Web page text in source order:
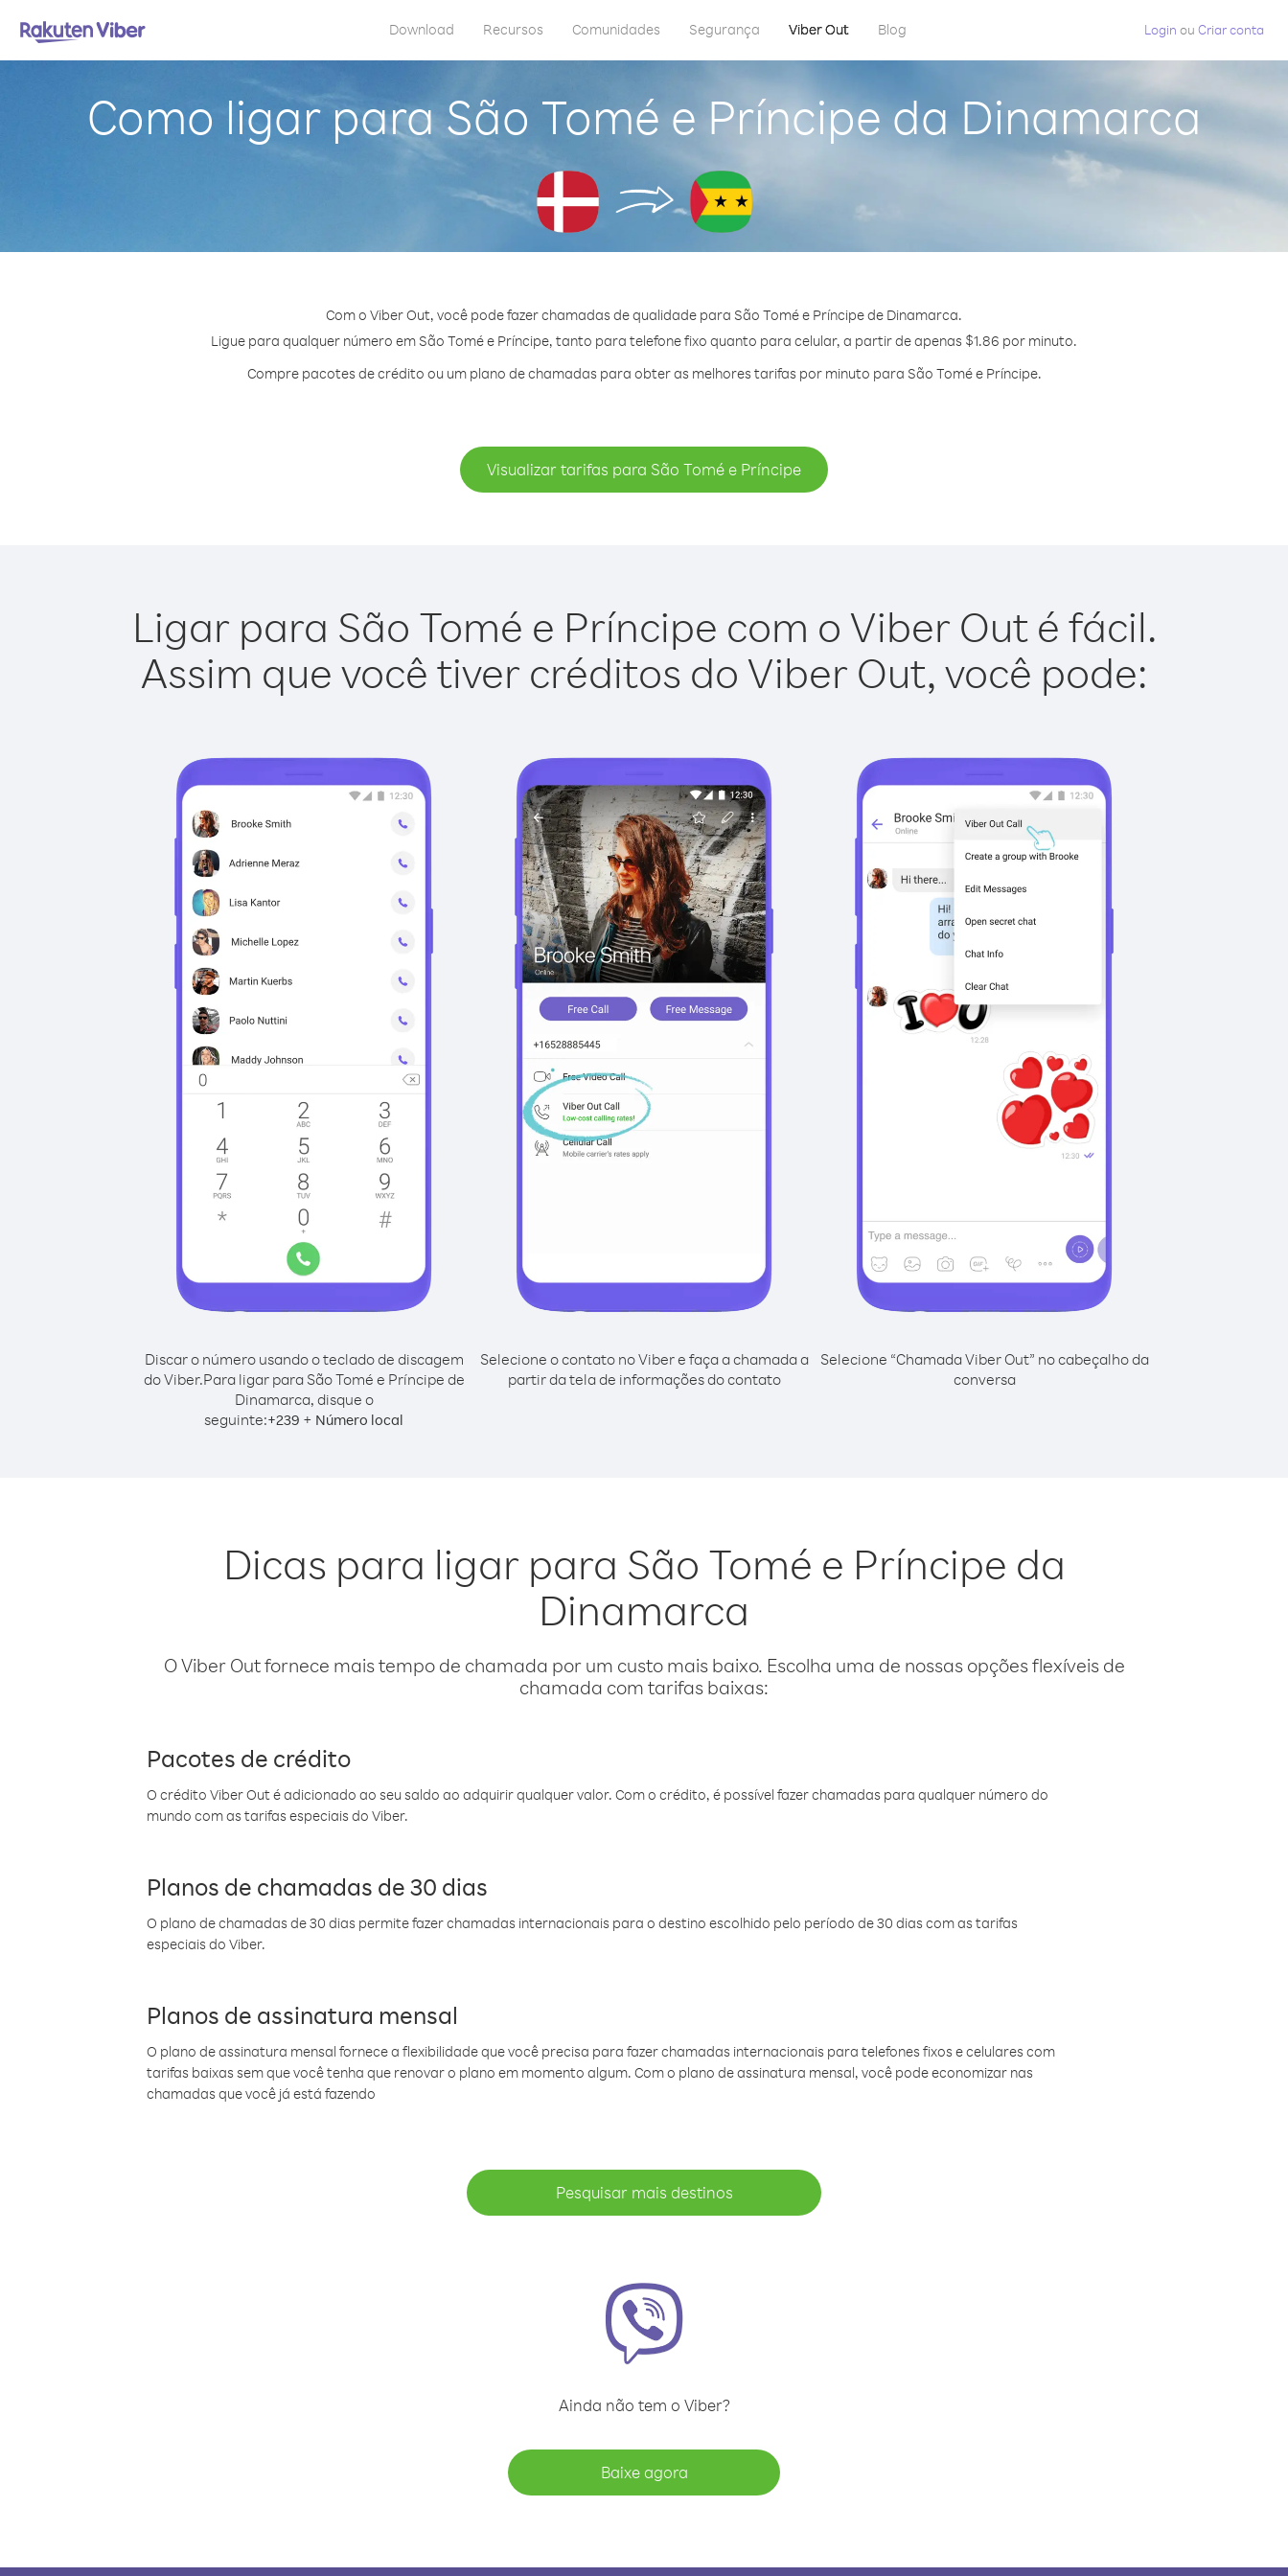
Download Recursos Comunidades Segurança Viber Out Blog Login ou Criar conta
Como ligar para São Tomé e Príncipe da Dinamarca
Com o Viber Out, você pode fazer chamadas de qualidade para São Tomé e Príncipe de Dinamarca.
Ligue para qualquer número em São Tomé e Príncipe, tanto para telefone fixo quanto para celular, a partir de apenas $1.86 por minuto.
Compre pacotes de crédito ou um plano de chamadas para obter as melhores tarifas por minuto para São Tomé e Príncipe.
Visualizar tarifas para São Tomé e Príncipe
Ligar para São Tomé e Príncipe com o Viber Out é fácil.
Assim que você tiver créditos do Viber Out, você pode:
Discar o número usando o teclado de discagem
do Viber.Para ligar para São Tomé e Príncipe de
Dinamarca, disque o
seguinte:+239 + Número local
Selecione o contato no Viber e faça a chamada a
partir da tela de informações do contato
Selecione “Chamada Viber Out” no cabeçalho da
conversa
Dicas para ligar para São Tomé e Príncipe da
Dinamarca
O Viber Out fornece mais tempo de chamada por um custo mais baixo. Escolha uma de nossas opções flexíveis de
chamada com tarifas baixas:
Pacotes de crédito
O crédito Viber Out é adicionado ao seu saldo ao adquirir qualquer valor. Com o crédito, é possível fazer chamadas para qualquer número do
mundo com as tarifas especiais do Viber.
Planos de chamadas de 30 dias
O plano de chamadas de 30 dias permite fazer chamadas internacionais para o destino escolhido pelo período de 30 dias com as tarifas
especiais do Viber.
Planos de assinatura mensal
O plano de assinatura mensal fornece a flexibilidade que você precisa para fazer chamadas internacionais para telefones fixos e celulares com
tarifas baixas sem que você tenha que renovar o plano em momento algum. Com o plano de assinatura mensal, você pode economizar nas
chamadas que você já está fazendo
Pesquisar mais destinos
Ainda não tem o Viber?
Baixe agora